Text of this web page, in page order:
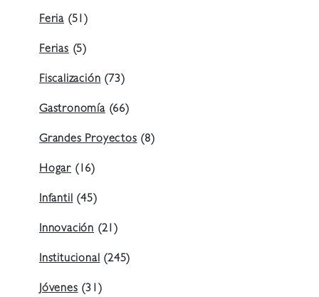
Feria (51)
Ferias (5)
Fiscalización (73)
Gastronomía(66)
Grandes Proyectos (8)
Hogar (16)
Infantil (45)
Innovación (21)
Institucional (245)
Jóvenes (31)